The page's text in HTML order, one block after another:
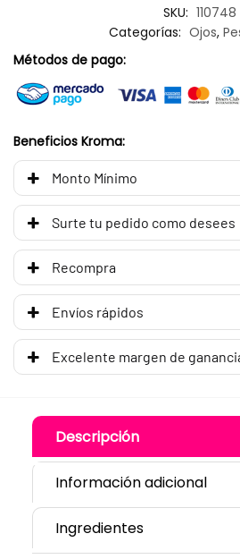
SKU: 110748
Categorías: Ojos,
Métodos de pago:
Beneficios Kroma:
Monto Mínimo
Surte tu pedido como desees
Recompra
Envíos rápidos
Excelente margen de
Descripción
Información adicional
Ingredientes